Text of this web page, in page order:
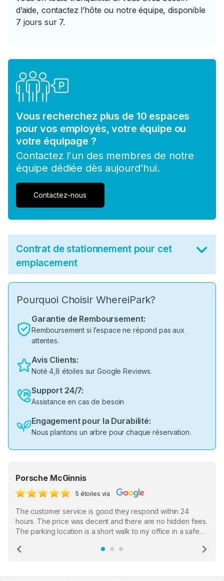
d’aide, contactez l’hôte ou notre équipe, disponible
7 jours sur 7.
Vous recherchez plus de 10 espaces
pour vos employés, votre équipe ou
votre équipage ?
Contactez l'un des membres de notre
équipe dédiée dès aujourd'hui.
Contactez-nous
Contrat de stationnement pour cet
emplacement
Pourquoi Choisir WhereiPark?
Garantie de Remboursement:
Remboursement si l’espace ne répond pas aux
attentes.
Avis Clients:
Noté 4,8 étoiles sur Google Reviews.
Support 24/7:
Assistance en cas de besoin
Engagement pour la Durabilité:
Nous plantons un arbre pour chaque réservation.
Porsche McGinnis
5 étoiles via
The customer service is good they respond within 24
hours. The price was decent and there are no hidden fees.
The parking location is a short walk to my office in a safe
the staff who serve as a third party in distributing the
Previous